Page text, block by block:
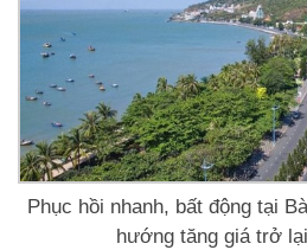
Phục hồi nhanh, bất động tại
hướng tăng giá trở